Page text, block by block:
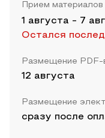
Прием материалов
1 августа - 7
Остался
Размещение PDF-
12 августа
Размещение
сразу после